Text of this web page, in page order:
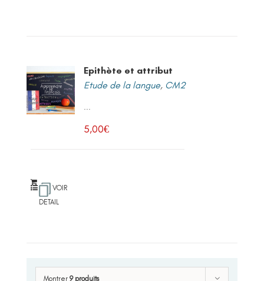
Epithète et attribut
Etude de la langue, CM2
...
5,00€
VOIR
DETAIL
Montrer 9 produits